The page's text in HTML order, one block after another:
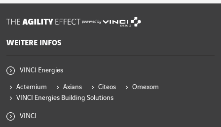
powered by
WEITERE INFOS
VINCI Energies
Actemium Axians Citeos
Omexom
VINCI Energies Building Solutions
VINCI